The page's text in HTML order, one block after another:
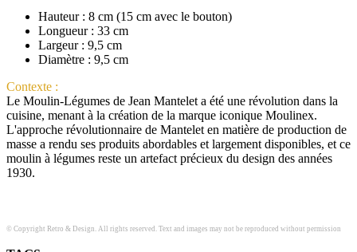
Hauteur : 8 cm (15 cm avec le bouton)
Longueur : 33 cm
Largeur : 9,5 cm
Diamètre : 9,5 cm
Contexte :
Le Moulin-Légumes de Jean Mantelet a été une révolution dans la
cuisine, menant à la création de la marque iconique Moulinex.
L'approche révolutionnaire de Mantelet en matière de production de
masse a rendu ses produits abordables et largement disponibles, et ce
moulin à légumes reste un artefact précieux du design des années
1930.
© Copyright Retro & Design. All rights reserved. Text and images may not be reproduced without permission